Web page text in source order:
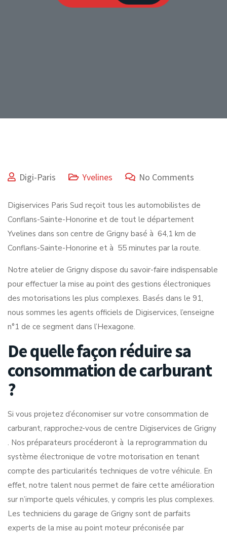
Digi-Paris Yvelines No Comments
Digiservices Paris Sud reçoit tous les automobilistes de
Conflans-Sainte-Honorine et de tout le département
Yvelines dans son centre de Grigny basé à 64,1 km de
Conflans-Sainte-Honorine et à 55 minutes par la route.
Notre atelier de Grigny dispose du savoir-faire indispensable
pour effectuer la mise au point des gestions électroniques
des motorisations les plus complexes. Basés dans le 91,
nous sommes les agents officiels de Digiservices, l’enseigne
n°1 de ce segment dans l’Hexagone.
De quelle façon réduire sa
consommation de carburant
?
Si vous projetez d’économiser sur votre consommation de
carburant, rapprochez-vous de centre Digiservices de Grigny
. Nos préparateurs procéderont à la reprogrammation du
système électronique de votre motorisation en tenant
compte des particularités techniques de votre véhicule. En
effet, notre talent nous permet de faire cette amélioration
sur n’importe quels véhicules, y compris les plus complexes.
Les techniciens du garage de Grigny sont de parfaits
experts de la mise au point moteur préconisée par